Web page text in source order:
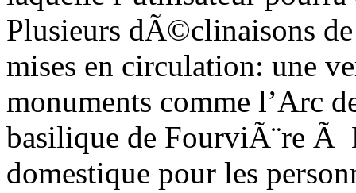
Plusieurs dÃ©clinaisons
mises en circulation: une
monuments comme l’Arc
basilique de FourviÃ¨re
domestique pour les